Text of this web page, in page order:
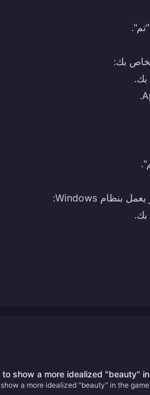
show a more idealized "beauty" in
the game!
a more idealized "beauty" in the game!